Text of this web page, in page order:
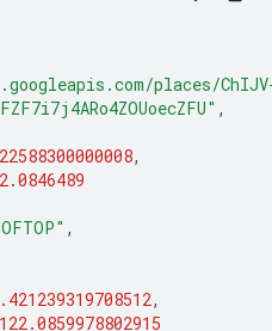
places/ChIJV-
,
,
,
,